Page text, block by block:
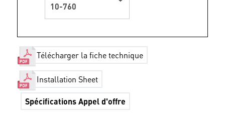
10-760
Télécharger la fiche technique
Installation Sheet
Spécifications Appel d'offre